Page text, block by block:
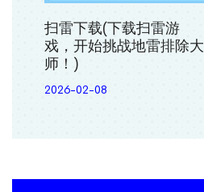
扫雷下载(下载扫雷游
戏，开始挑战地雷排除大
师！)
2026-02-08